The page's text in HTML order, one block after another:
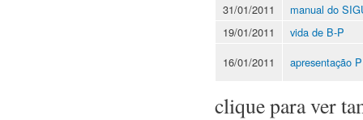
31/01/2011
manual do
19/01/2011
vida de B-P
16/01/2011
apresentação
clique para ver